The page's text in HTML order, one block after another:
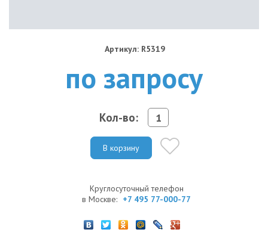
Артикул: R5319
по запросу
Кол-во:
В корзину
Круглосуточный телефон
в Москве: +7 495 77-000-77